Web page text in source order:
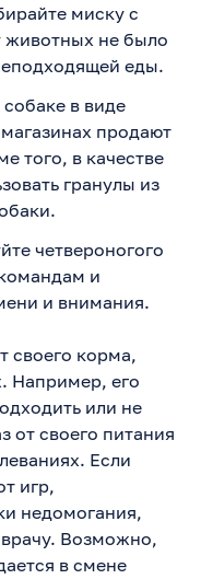
миску с
животных не было
еды.
в виде
продают
того, в качестве
гранулы из
четвероногого
и
и внимания.
своего корма,
Например, его
или не
от своего питания
Если
игр,
недомогания,
Возможно,
в смене